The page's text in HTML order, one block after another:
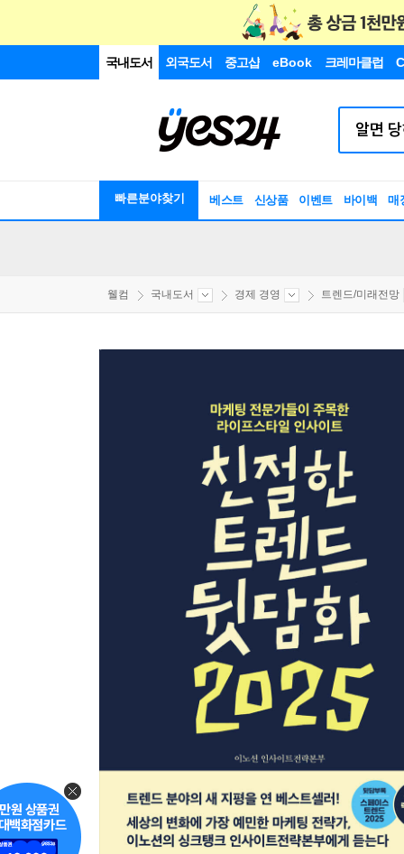
국내도서 외국도서 중고샵 eBook 크레마클럽
빠른분야찾기 베스트 신상품 이벤트 바이백 매
웰컴 국내도서 경제 경영 트렌드/미래전망